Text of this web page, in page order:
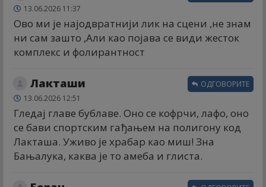
13.06.2026 11:37
Ово ми је најодвратнији лик на сцени ,не знам
ни сам зашто ,Али као појава се види жесток
комплекс и фолирантност
Лакташи
13.06.2026 12:51
Гледај главе бублаве. Оно се кофрчи, лафо, оно
се бави спортским гађањем на полигону код
Лакташа. Уживо је храбар као миш! Зна
Бањалука, каква је то амеба и глиста.
ОДГОВОРИТЕ